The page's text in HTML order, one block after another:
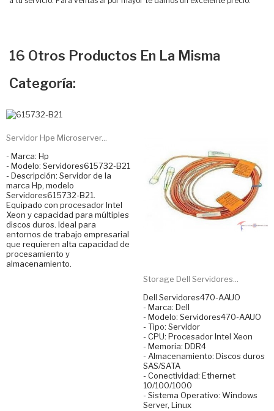
16 Otros Productos En La Misma
Categoría:
Servidor Hpe Microserver...
- Marca: Hp
- Modelo: Servidores615732-B21
- Descripción: Servidor de la
marca Hp, modelo
Servidores615732-B21.
Equipado con procesador Intel
Xeon y capacidad para múltiples
discos duros. Ideal para
entornos de trabajo empresarial
que requieren alta capacidad de
procesamiento y
almacenamiento.
Storage Dell Servidores...
Dell Servidores470-AAUO
- Marca: Dell
- Modelo: Servidores470-AAUO
- Tipo: Servidor
- CPU: Procesador Intel Xeon
- Memoria: DDR4
- Almacenamiento: Discos duros
SAS/SATA
- Conectividad: Ethernet
10/100/1000
- Sistema Operativo: Windows
Server, Linux